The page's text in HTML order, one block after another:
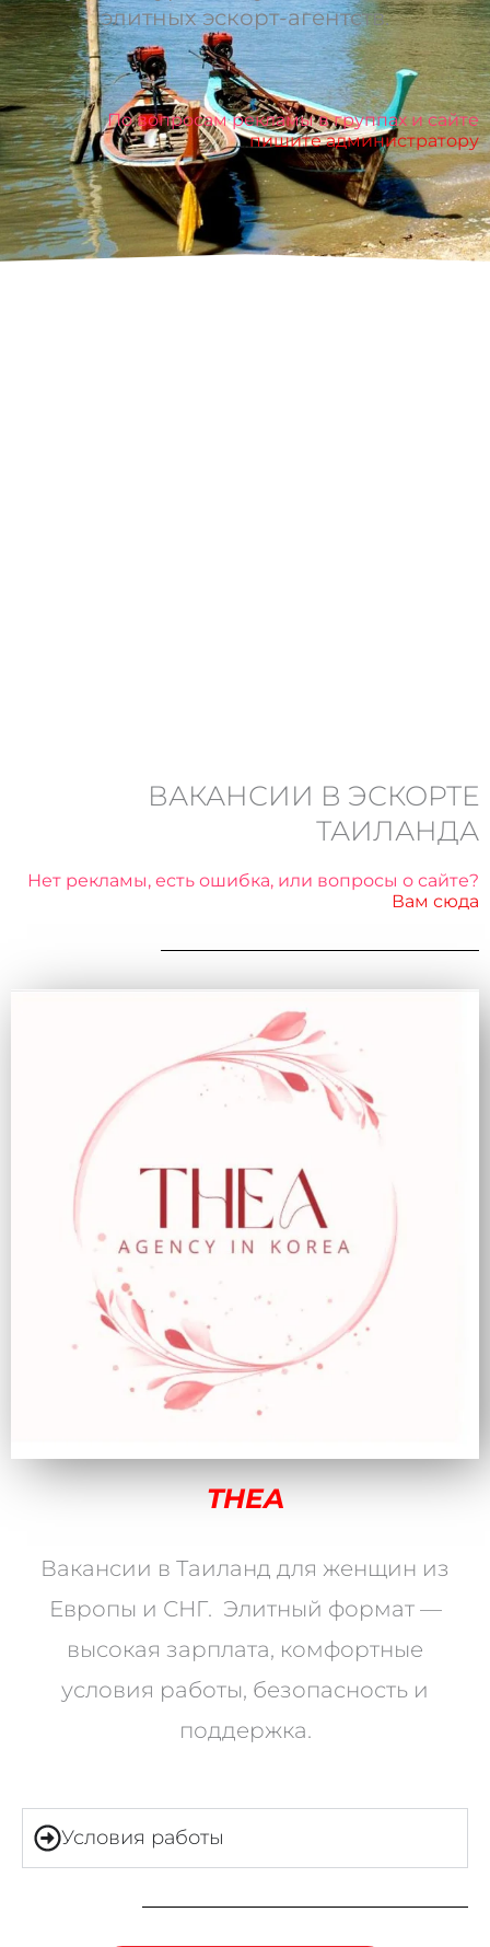
элитных эскорт-агентств.
По вопросам рекламы в группах и сайте
пишите администратору
ВАКАНСИИ В ЭСКОРТЕ
ТАИЛАНДА
Нет рекламы, есть ошибка, или вопросы о сайте?
Вам сюда
THEA
Вакансии в Таиланд для женщин из
Европы и СНГ. Элитный формат —
высокая зарплата, комфортные
условия работы, безопасность и
поддержка.
Условия работы